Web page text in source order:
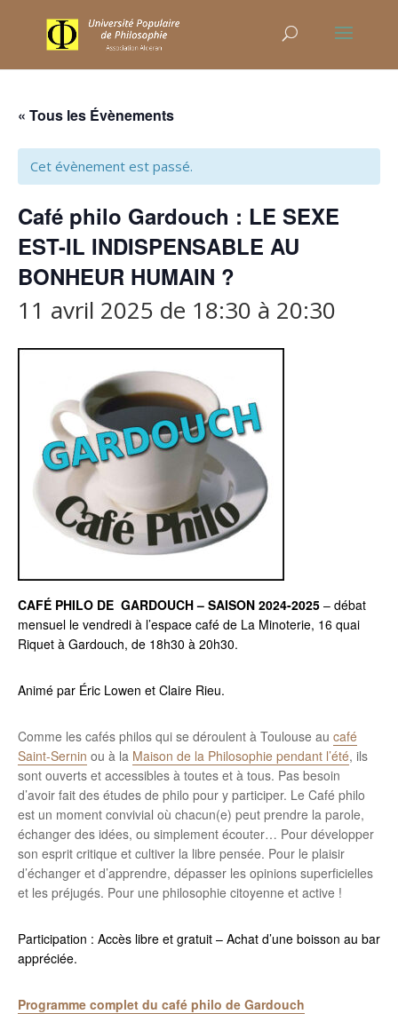
« Tous les Évènements
Cet évènement est passé.
Café philo Gardouch : LE SEXE
EST-IL INDISPENSABLE AU
BONHEUR HUMAIN ?
11 avril 2025 de 18:30 à 20:30
CAFÉ PHILO DE GARDOUCH – SAISON 2024-2025 – débat
mensuel le vendredi à l’espace café de La Minoterie, 16 quai
Riquet à Gardouch, de 18h30 à 20h30.
Animé par Éric Lowen et Claire Rieu.
Comme les cafés philos qui se déroulent à Toulouse au café
Saint-Sernin ou à la Maison de la Philosophie pendant l’été, ils
sont ouverts et accessibles à toutes et à tous. Pas besoin
d’avoir fait des études de philo pour y participer. Le Café philo
est un moment convivial où chacun(e) peut prendre la parole,
échanger des idées, ou simplement écouter… Pour développer
son esprit critique et cultiver la libre pensée. Pour le plaisir
d’échanger et d’apprendre, dépasser les opinions superficielles
et les préjugés. Pour une philosophie citoyenne et active !
Participation : Accès libre et gratuit – Achat d’une boisson au bar
appréciée.
Programme complet du café philo de Gardouch